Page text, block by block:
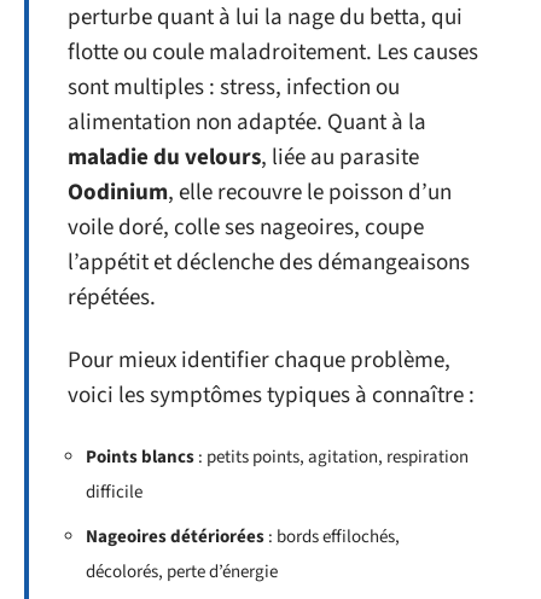
perturbe quant à lui la nage du betta, qui
flotte ou coule maladroitement. Les causes
sont multiples : stress, infection ou
alimentation non adaptée. Quant à la
maladie du velours, liée au parasite
Oodinium, elle recouvre le poisson d’un
voile doré, colle ses nageoires, coupe
l’appétit et déclenche des démangeaisons
répétées.
Pour mieux identifier chaque problème,
voici les symptômes typiques à connaître :
Points blancs: petits points, agitation, respiration
difficile
Nageoires détériorées: bords effilochés,
décolorés, perte d’énergie